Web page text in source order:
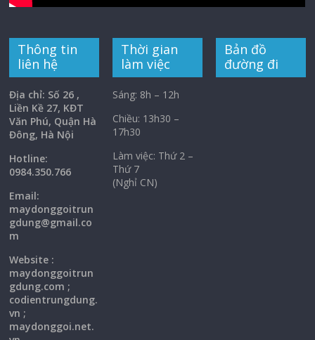
Thông tin
liên hệ
Địa chỉ: Số 26 ,
Liền Kề 27, KĐT
Văn Phú, Quận Hà
Đông, Hà Nội
Hotline:
0984.350.766
Email:
maydonggoitrun
gdung@gmail.co
m
Website :
maydonggoitrun
gdung.com ;
codientrungdung.
vn ;
maydonggoi.net.
Thời gian
làm việc
Sáng: 8h – 12h
Chiều: 13h30 –
17h30
Làm việc: Thứ 2 –
Thứ 7
(Nghỉ CN)
Bản đồ
đường đi